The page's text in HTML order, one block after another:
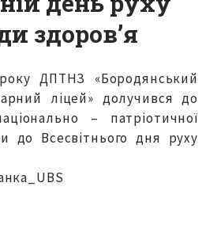
здоров’я
ДПТНЗ «Бородянський
ліцей» долучився до
– патріотичної
до Всесвітнього дня руху